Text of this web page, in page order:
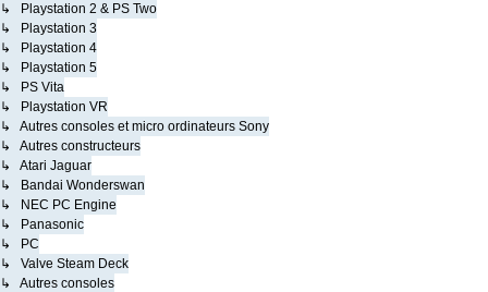
↳ Playstation 2 & PS Two
↳ Playstation 3
↳ Playstation 4
↳ Playstation 5
↳ PS Vita
↳ Playstation VR
↳ Autres consoles et micro ordinateurs Sony
↳ Autres constructeurs
↳ Atari Jaguar
↳ Bandai Wonderswan
↳ NEC PC Engine
↳ Panasonic
↳ PC
↳ Valve Steam Deck
↳ Autres consoles